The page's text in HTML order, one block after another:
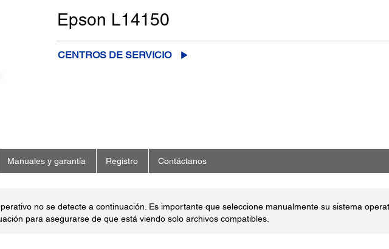
Epson L14150
CENTROS DE SERVICIO
Manuales y garantía Registro Contáctanos
no se detecte a continuación. Es importante que seleccione manualmente su sistema
para asegurarse de que está viendo solo archivos compatibles.